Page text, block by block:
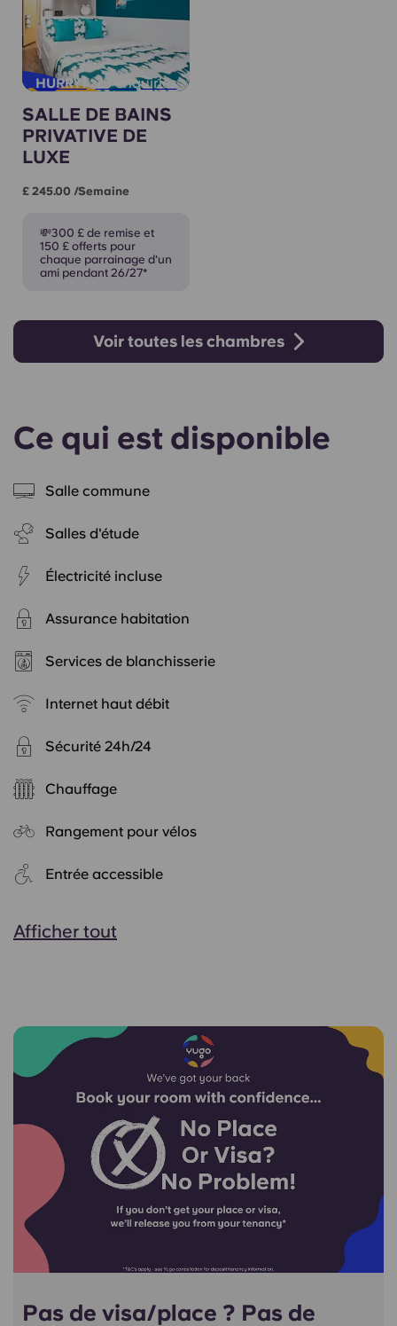
HURRY! 23 enquiries
SALLE DE BAINS
PRIVATIVE DE
LUXE
£ 245.00 /semaine
💸300 £ de remise et
150 £ offerts pour
chaque parrainage d'un
ami pendant 26/27*
Voir toutes les chambres
Ce qui est disponible
Salle commune
Salles d'étude
Électricité incluse
Assurance habitation
Services de blanchisserie
Internet haut débit
Sécurité 24h/24
Chauffage
Rangement pour vélos
Entrée accessible
Afficher tout
Pas de visa/place ? Pas de